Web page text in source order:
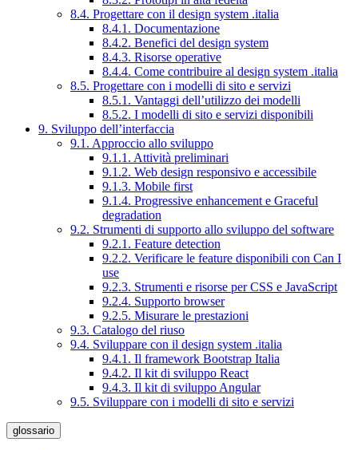
8.4. Progettare con il design system .italia
8.4.1. Documentazione
8.4.2. Benefici del design system
8.4.3. Risorse operative
8.4.4. Come contribuire al design system .italia
8.5. Progettare con i modelli di sito e servizi
8.5.1. Vantaggi dell’utilizzo dei modelli
8.5.2. I modelli di sito e servizi disponibili
9. Sviluppo dell’interfaccia
9.1. Approccio allo sviluppo
9.1.1. Attività preliminari
9.1.2. Web design responsivo e accessibile
9.1.3. Mobile first
9.1.4. Progressive enhancement e Graceful
degradation
9.2. Strumenti di supporto allo sviluppo del software
9.2.1. Feature detection
9.2.2. Verificare le feature disponibili con Can I
use
9.2.3. Strumenti e risorse per CSS e JavaScript
9.2.4. Supporto browser
9.2.5. Misurare le prestazioni
9.3. Catalogo del riuso
9.4. Sviluppare con il design system .italia
9.4.1. Il framework Bootstrap Italia
9.4.2. Il kit di sviluppo React
9.4.3. Il kit di sviluppo Angular
9.5. Sviluppare con i modelli di sito e servizi
glossario